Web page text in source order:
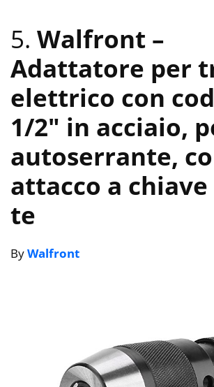
5. Walfront –
Adattatore per
elettrico con
1/2″ in acciaio,
autoserrante,
attacco a chiave
te
ByWalfront